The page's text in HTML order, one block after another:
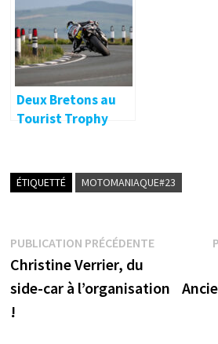
Timothée Monot
au TT
Deux Bretons au
Tourist Trophy
ÉTIQUETTÉ MOTOMANIAQUE#23
Navigation
de
l’article
PUBLICATION PRÉCÉDENTEPublication
Christine Verrier, du
side-car à l’organisation
!